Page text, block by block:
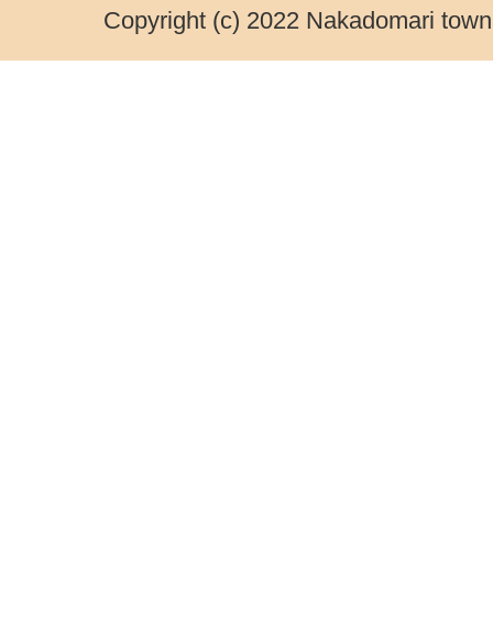
Copyright (c) 2022 Nakadomari